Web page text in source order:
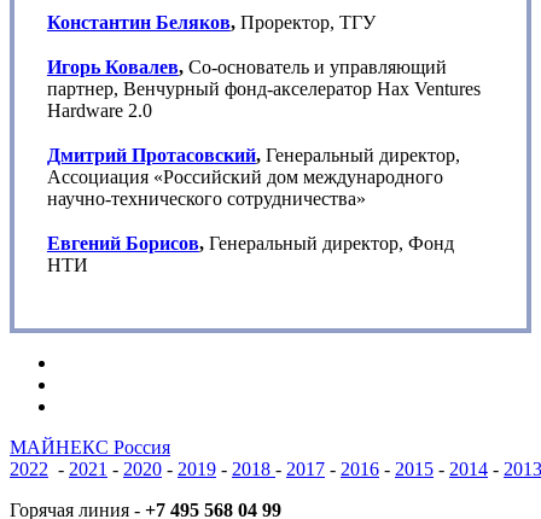
Константин Беляков,Проректор, ТГУ
Игорь Ковалев,Со-основатель и управляющий
партнер, Венчурный фонд-акселератор Hax Ventures
Hardware 2.0
Дмитрий Протасовский,Генеральный директор,
Ассоциация «Российский дом международного
научно-технического сотрудничества»
Евгений Борисов,Генеральный директор, Фонд
НТИ
МАЙНЕКС Россия
2022 - 2021 - 2020 - 2019 - 2018 - 2017 - 2016 - 2015 - 2014 - 2013
Горячая линия - +7 495 568 04 99